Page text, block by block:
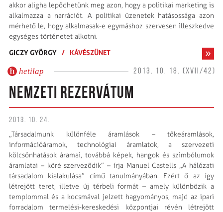
akkor aligha lepődhetünk meg azon, hogy a politikai marketing is
alkalmazza a narrációt. A politikai üzenetek hatásossága azon
mérhető le, hogy alkalmasak-e egymáshoz szervesen illeszkedve
egységes történetet alkotni.
GICZY GYÖRGY / KÁVÉSZÜNET
hetilap 2013. 10. 18. (XVII/42)
NEMZETI REZERVÁTUM
2013. 10. 24.
„Társadalmunk különféle áramlások – tőkeáramlások,
információáramok, technológiai áramlatok, a szervezeti
kölcsönhatások áramai, továbbá képek, hangok és szimbólumok
áramlatai – köré szerveződik” – írja Manuel Castells „A hálózati
társadalom kialakulása” című tanulmányában. Ezért ő az így
létrejött teret, illetve új térbeli formát – amely különbözik a
templommal és a kocsmával jelzett hagyományos, majd az ipari
forradalom termelési-kereskedési központjai révén létrejött